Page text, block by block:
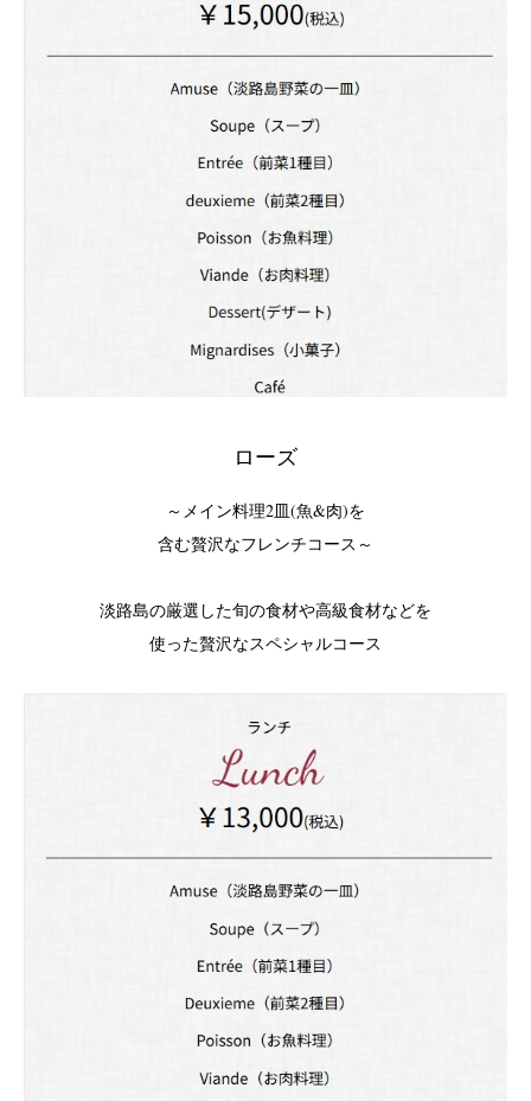
ローズ
～メイン料理2皿(魚&肉)を
含む贅沢なフレンチコース～
淡路島の厳選した旬の食材や高級食材などを
使った贅沢なスペシャルコース